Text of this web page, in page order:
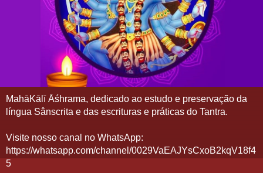
MahāKālī Āśhrama, dedicado ao estudo e preservação da
língua Sânscrita e das escrituras e práticas do Tantra.
Visite nosso canal no WhatsApp:
https://whatsapp.com/channel/0029VaEAJYsCxoB2kqV18f4
5